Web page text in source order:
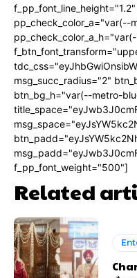
pp_check_color_a="var(--
msg_succ_radius="2"
btn_bg_h="var(--metro-
f_pp_font_weight="500"]
Related